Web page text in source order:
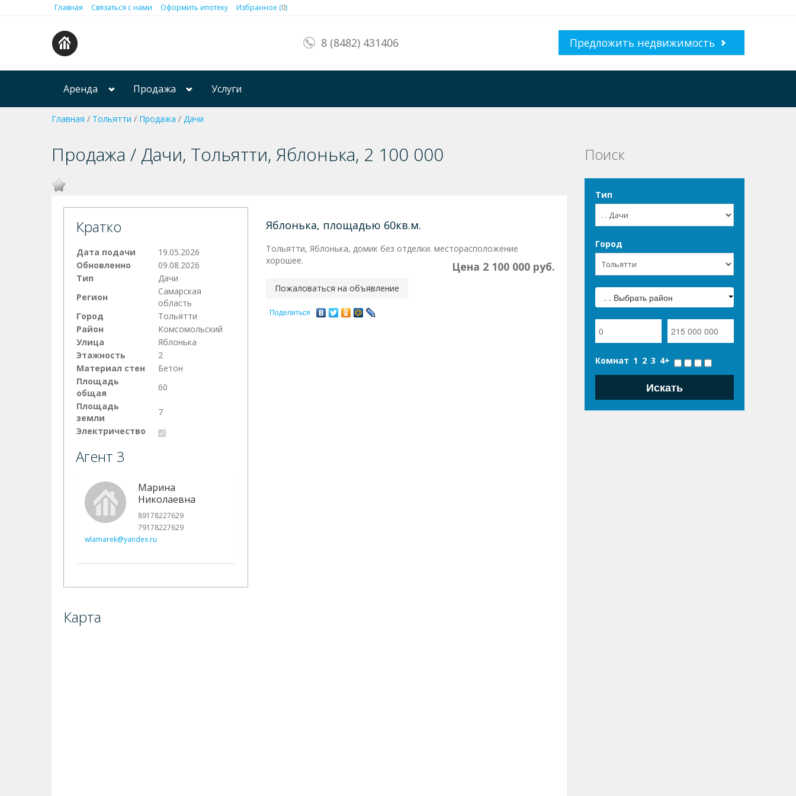
Главная Связаться с нами Оформить ипотеку Избранное (0)
8 (8482) 431406 Предложить недвижимость
Аренда Продажа Услуги
Главная / Тольятти / Продажа / Дачи
Продажа / Дачи, Тольятти, Яблонька, 2 100 000
Кратко
Дата подачи
19.05.2026
Обновленно
09.08.2026
Тип
Дачи
Регион
Самарская
область
Город
Тольятти
Район
Комсомольский
Улица
Яблонька
Этажность
2
Материал стен
Бетон
Площадь
общая
60
Площадь
земли
7
Электричество
Агент 3
Марина
Николаевна
89178227629
79178227629
wlamarek@yandex.ru
Яблонька, площадью 60кв.м.
Тольятти, Яблонька, домик без отделки. месторасположение
хорошее.
Цена 2 100 000 руб.
Пожаловаться на объявление
Поделиться
Карта
Поиск
Тип
Город
. . Выбрать район
Комнат 1 2 3 4+